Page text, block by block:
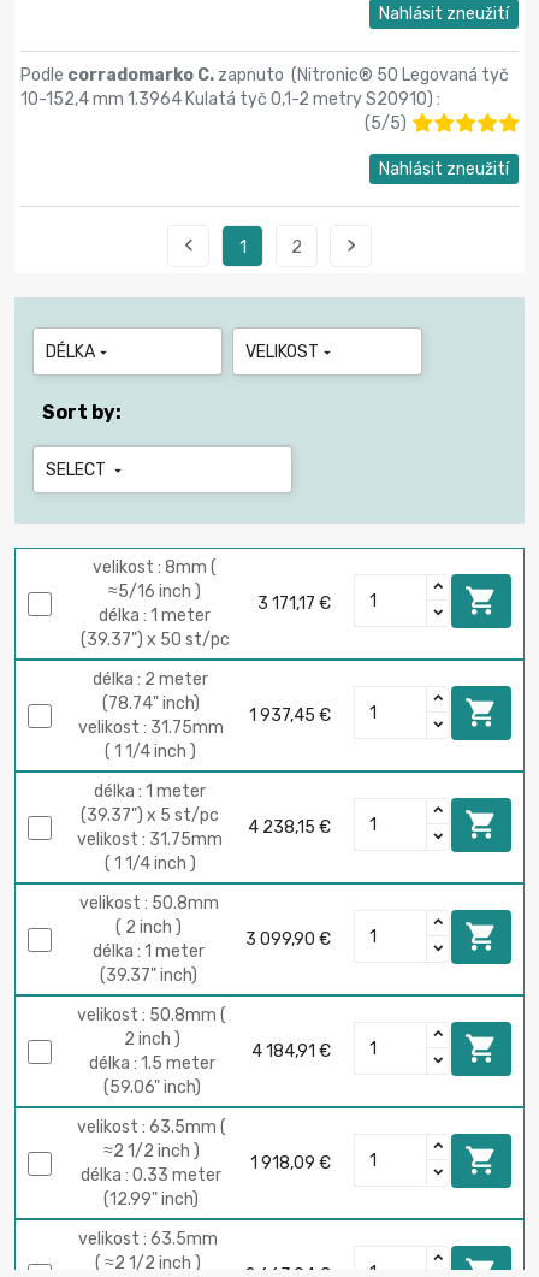
Nahlásit zneužití
Podle corradomarko C. zapnuto (Nitronic® 50 Legovaná tyč
10-152,4 mm 1.3964 Kulatá tyč 0,1-2 metry S20910) :
(5/5)
Nahlásit zneužití
 1 2 
DÉLKA  VELIKOST 
Sort by:
SELECT 
velikost : 8mm (
≈5/16 inch )
délka : 1 meter
(39.37") x 50 st/pc
3 171,17 € 
délka : 2 meter
(78.74" inch)
velikost : 31.75mm
( 1 1/4 inch )
1 937,45 € 
délka : 1 meter
(39.37") x 5 st/pc
velikost : 31.75mm
( 1 1/4 inch )
4 238,15 € 
velikost : 50.8mm
( 2 inch )
délka : 1 meter
(39.37" inch)
3 099,90 € 
velikost : 50.8mm (
2 inch )
délka : 1.5 meter
(59.06" inch)
4 184,91 € 
velikost : 63.5mm (
≈2 1/2 inch )
délka : 0.33 meter
(12.99" inch)
1 918,09 € 
velikost : 63.5mm
( ≈2 1/2 inch )